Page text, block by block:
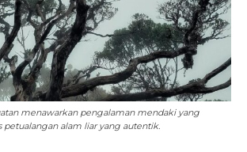
menawarkan pengalaman mendaki yang
alam liar yang autentik.